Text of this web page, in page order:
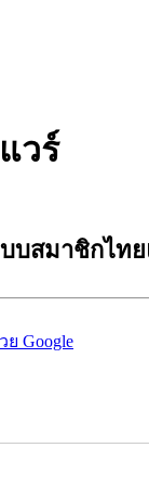
วร์
บสมาชิกไท
ย Google